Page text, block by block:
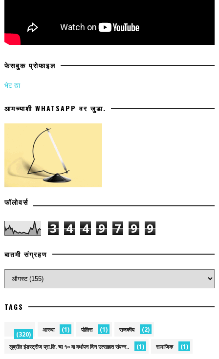
फेसबुक प्रोफाइल
भेट द्या
आमच्याशी WHATSAPP वर जुडा.
फॉलोवर्स
3 4 4 9 7 9 9
बातमी संग्रहण
TAGS
(320)
आस्था (1) पोलिस (1) राजकीय (2)
लुब्रॉल इंडस्ट्रीज प्रा.लि. चा १० वा वर्धापन दिन उत्साहात संपन्न.. (1) सामाजिक (1)